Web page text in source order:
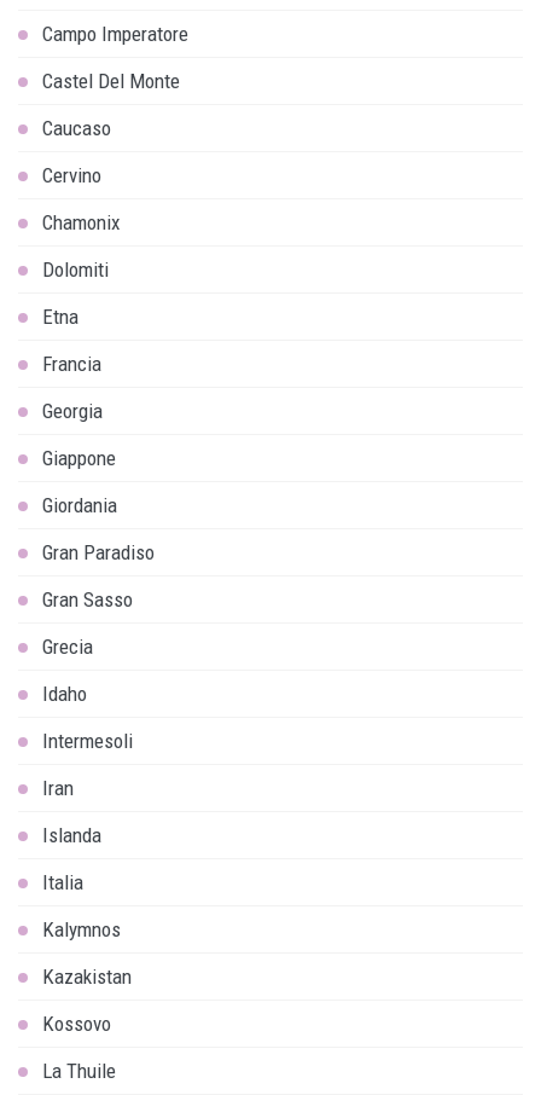
Campo Imperatore
Castel Del Monte
Caucaso
Cervino
Chamonix
Dolomiti
Etna
Francia
Georgia
Giappone
Giordania
Gran Paradiso
Gran Sasso
Grecia
Idaho
Intermesoli
Iran
Islanda
Italia
Kalymnos
Kazakistan
Kossovo
La Thuile